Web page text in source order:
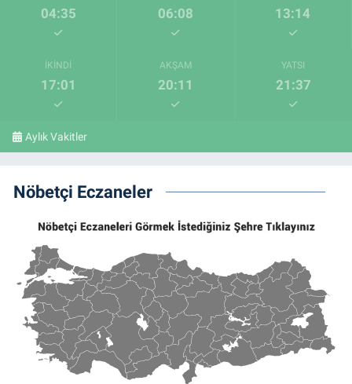
04:35 06:08 13:14
İKINDI
17:01
AKŞAM
20:11
YATSI
21:37
Aylık Vakitler
Nöbetçi Eczaneler